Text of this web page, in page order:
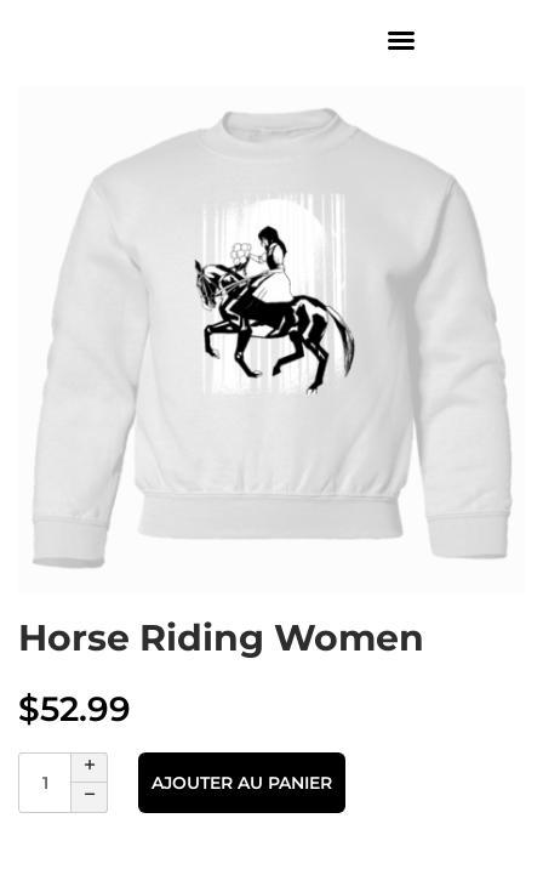
Horse Riding Women
$52.99
AJOUTER AU PANIER